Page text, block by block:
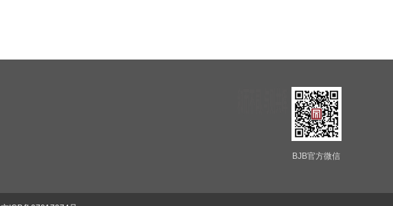
BJB官方微信